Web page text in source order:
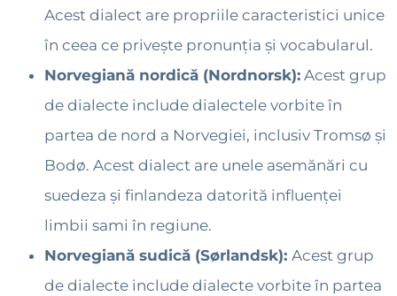
Acest dialect are propriile caracteristici unice
în ceea ce privește pronunția și vocabularul.
Norvegiană nordică (Nordnorsk): Acest grup
de dialecte include dialectele vorbite în
partea de nord a Norvegiei, inclusiv Tromsø și
Bodø. Acest dialect are unele asemănări cu
suedeza și finlandeza datorită influenței
limbii sami în regiune.
Norvegiană sudică (Sørlandsk): Acest grup
de dialecte include dialecte vorbite în partea